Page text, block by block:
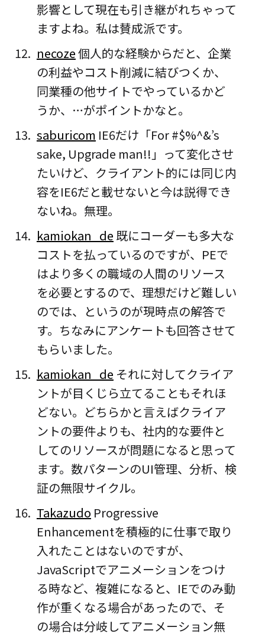
影響として現在も引き継がれちゃって
ますよね。私は賛成派です。
necoze個人的な経験からだと、企業
の利益やコスト削減に結びつくか、
同業種の他サイトでやっているかど
うか、…がポイントかなと。
saburicom IE6だけ「For #$%^&’s
sake, Upgrade man!!」って変化させ
たいけど、クライアント的には同じ内
容をIE6だと載せないと今は説得でき
ないね。無理。
kamiokan_de 既にコーダーも多大な
コストを払っているのですが、PEで
はより多くの職域の人間のリソース
を必要とするので、理想だけど難しい
のでは、というのが現時点の解答で
す。ちなみにアンケートも回答させて
もらいました。
kamiokan_de それに対してクライア
ントが目くじら立てることもそれほ
どない。どちらかと言えばクライア
ントの要件よりも、社内的な要件と
してのリソースが問題になると思って
ます。数パターンのUI管理、分析、検
証の無限サイクル。
Takazudo Progressive
Enhancementを積極的に仕事で取り
入れたことはないのですが、
JavaScriptでアニメーションをつけ
る時など、複雑になると、IEでのみ動
作が重くなる場合があったので、そ
の場合は分岐してアニメーション無